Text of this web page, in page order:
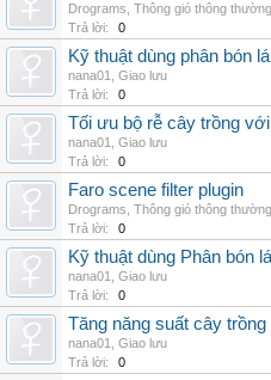
Drograms Thông gió thông thường
Trả lời:
0
Kỹ thuật dùng phân bón
nana01
Giao lưu
Trả lời:
0
Tối ưu bộ rễ cây trồng
nana01
Giao lưu
Trả lời:
0
Faro scene filter plugin
Drograms Thông gió thông thường
Trả lời:
0
Kỹ thuật dùng Phân bón
nana01
Giao lưu
Trả lời:
0
Tăng năng suất cây
nana01
Giao lưu
Trả lời:
0